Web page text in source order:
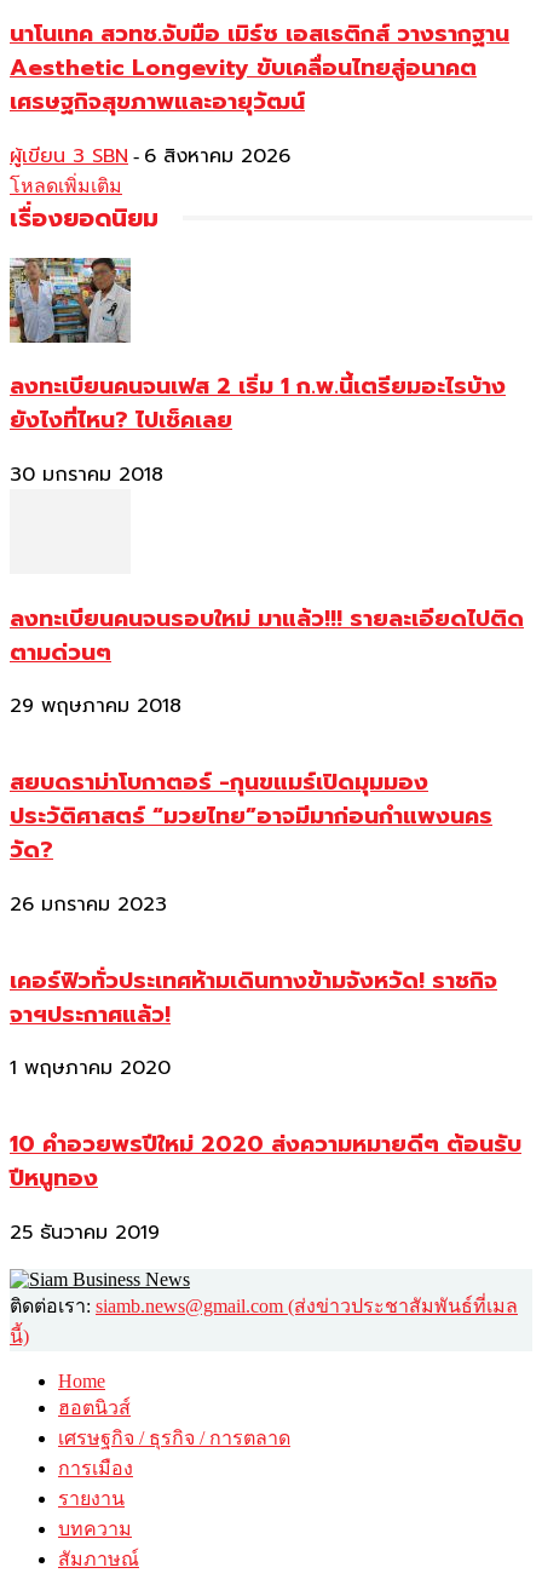
นาโนเทค สวทช.จับมือ เมิร์ซ เอสเธติกส์ วางรากฐาน
Aesthetic Longevity ขับเคลื่อนไทยสู่อนาคต
เศรษฐกิจสุขภาพและอายุวัฒน์
ผู้เขียน 3 SBN - 6 สิงหาคม 2026
โหลดเพิ่มเติม
เรื่องยอดนิยม
ลงทะเบียนคนจนเฟส 2 เริ่ม 1 ก.พ.นี้เตรียมอะไรบ้าง
ยังไงที่ไหน? ไปเช็คเลย
30 มกราคม 2018
ลงทะเบียนคนจนรอบใหม่ มาแล้ว!!! รายละเอียดไปติด
ตามด่วนๆ
29 พฤษภาคม 2018
สยบดราม่าโบกาตอร์ -กุนขแมร์เปิดมุมมอง
ประวัติศาสตร์ “มวยไทย”อาจมีมาก่อนกำแพงนคร
วัด?
26 มกราคม 2023
เคอร์ฟิวทั่วประเทศห้ามเดินทางข้ามจังหวัด! ราชกิจ
จาฯประกาศแล้ว!
1 พฤษภาคม 2020
10 คำอวยพรปีใหม่ 2020 ส่งความหมายดีๆ ต้อนรับ
ปีหนูทอง
25 ธันวาคม 2019
ติดต่อเรา: siamb.news@gmail.com (ส่งข่าวประชาสัมพันธ์ที่เมล
นี้)
Home
ฮอตนิวส์
เศรษฐกิจ / ธุรกิจ / การตลาด
การเมือง
รายงาน
บทความ
สัมภาษณ์